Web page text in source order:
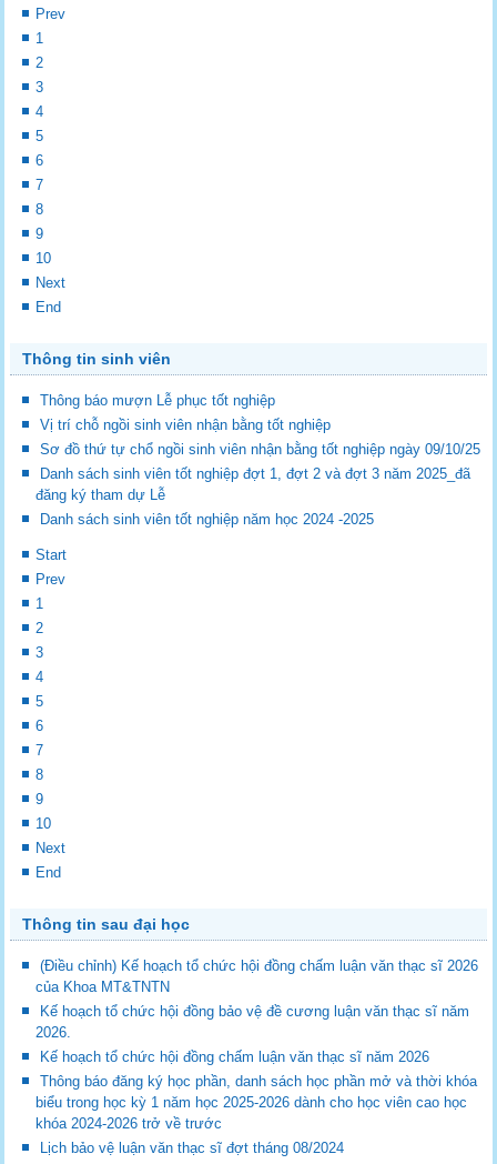
Prev
1
2
3
4
5
6
7
8
9
10
Next
End
Thông tin sinh viên
Thông báo mượn Lễ phục tốt nghiệp
Vị trí chỗ ngồi sinh viên nhận bằng tốt nghiệp
Sơ đồ thứ tự chổ ngồi sinh viên nhận bằng tốt nghiệp ngày 09/10/25
Danh sách sinh viên tốt nghiệp đợt 1, đợt 2 và đợt 3 năm 2025_đã
đăng ký tham dự Lễ
Danh sách sinh viên tốt nghiệp năm học 2024 -2025
Start
Prev
1
2
3
4
5
6
7
8
9
10
Next
End
Thông tin sau đại học
(Điều chỉnh) Kế hoạch tổ chức hội đồng chấm luận văn thạc sĩ 2026
của Khoa MT&TNTN
Kế hoạch tổ chức hội đồng bảo vệ đề cương luận văn thạc sĩ năm
2026.
Kế hoạch tổ chức hội đồng chấm luận văn thạc sĩ năm 2026
Thông báo đăng ký học phần, danh sách học phần mở và thời khóa
biểu trong học kỳ 1 năm học 2025-2026 dành cho học viên cao học
khóa 2024-2026 trở về trước
Lịch bảo vệ luận văn thạc sĩ đợt tháng 08/2024